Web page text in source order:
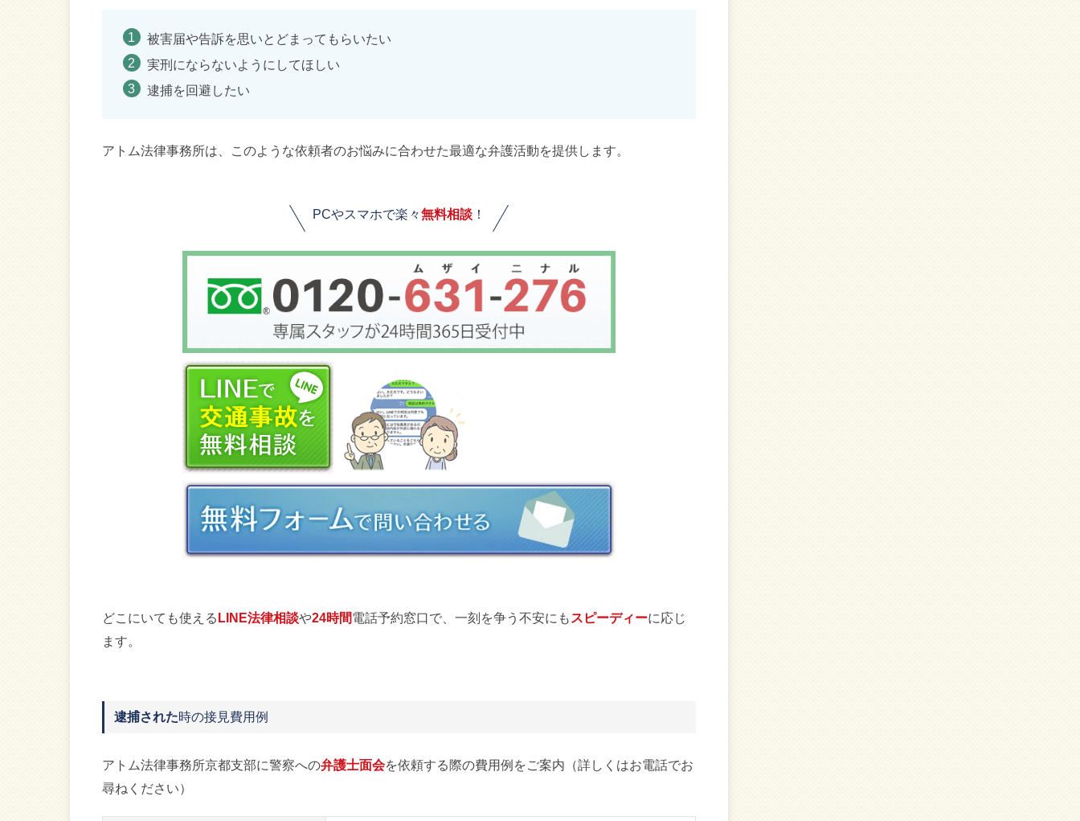
被害届や告訴を思いとどまってもらいたい
実刑にならないようにしてほしい
逮捕を回避したい
アトム法律事務所は、このような依頼者のお悩みに合わせた最適な弁護活動を提供します。
PCやスマホで楽々無料相談 ！
どこにいても使えるLINE法律相談や24時間電話予約窓口で、一刻を争う不安にも スピーディーに応じ
ます。
逮捕された時の接見費用例
アトム法律事務所京都支部に警察への弁護士面会を依頼する際の費用例をご案内（詳しくはお電話でお
尋ねください）